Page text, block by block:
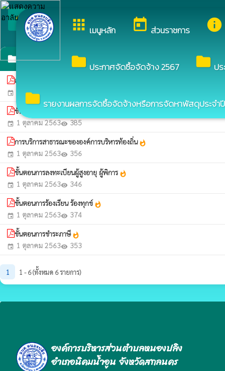
apps เมนูหลัก today ส่วนราชการ info
folder ประกาศจัดซื้อจัดจ้าง 2567 folder ป
folder รายงานผลการจัดซื้อจัดจ้างหรือการจัดหาพัสดุประจำปี
arrow_back_ios กลับเมนูหลัก ยินดีต้อนรับสู่เว็บไซต์ของ องค์กา
folderคู่มือมาตรฐานการให้บริการ
แผนผังขั้นตอนการอนุญาตตามข้อบัญญัติ อบต.หนองปลิงด้านสาธารณสุข
event 22 พฤศจิกายน 2566
ขั้นตอนการจดทะเบียนพาณิชย์
event 1 ตุลาคม 2563visibility385
การบริการสาธารณะขององค์การบริหารท้องถิ่นwhatshot
event 1 ตุลาคม 2563visibility 356
ขั้นตอนการลงทะเบียนผู้สูงอายุ ผู้พิการ whatshot
event 1 ตุลาคม 2563visibility 346
ขั้นตอนการร้องเรียน ร้องทุกข์whatshot
event 1 ตุลาคม 2563visibility 374
ขั้นตอนการชำระภาษีwhatshot
event 1 ตุลาคม 2563visibility 353
1 1 - 6 (ทั้งหมด 6 รายการ)
องค์การบริหารส่วนตำบลหนองปลิง
อำเภอนิคมน้ำอูน จังหวัดสกลนคร